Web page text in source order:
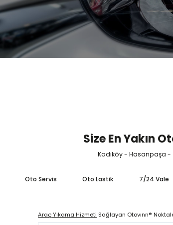
Size En Yakın
Kadıköy - Hasanpaşa -
Oto Servis Oto Lastik 7/24 Vale
Araç Yıkama Hizmeti Sağlayan Otovınn­®